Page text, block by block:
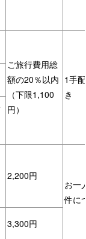
ご旅行費用総
額の20％以内
（下限1,100
円）
1手
き
2,200円
お一
件に
3,300円